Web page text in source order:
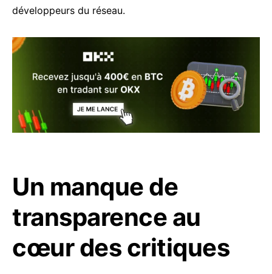
développeurs du réseau.
Un manque de
transparence au
cœur des critiques